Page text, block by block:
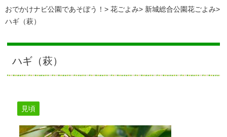
おでかけナビ公園であそぼう！ 花ごよみ
新城総合公園花ごよみ
ハギ（萩）
ハギ（萩）
見頃